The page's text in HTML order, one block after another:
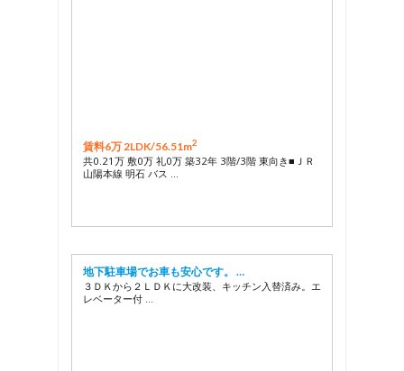
賃料6万 2LDK/56.51m2
共0.21万 敷0万 礼0万 築32年 3階/3階 東向き■ＪＲ
山陽本線 明石 バス …
地下駐車場でお車も安心です。 …
３ＤＫから２ＬＤＫに大改装、キッチン入替済み。エ
レベーター付 …